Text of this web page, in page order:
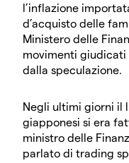
l’inflazione
d’acquisto delle
Ministero delle
movimenti giudicati
dalla speculazione.
Negli ultimi giorni il
giapponesi si era
ministro delle
parlato di trading